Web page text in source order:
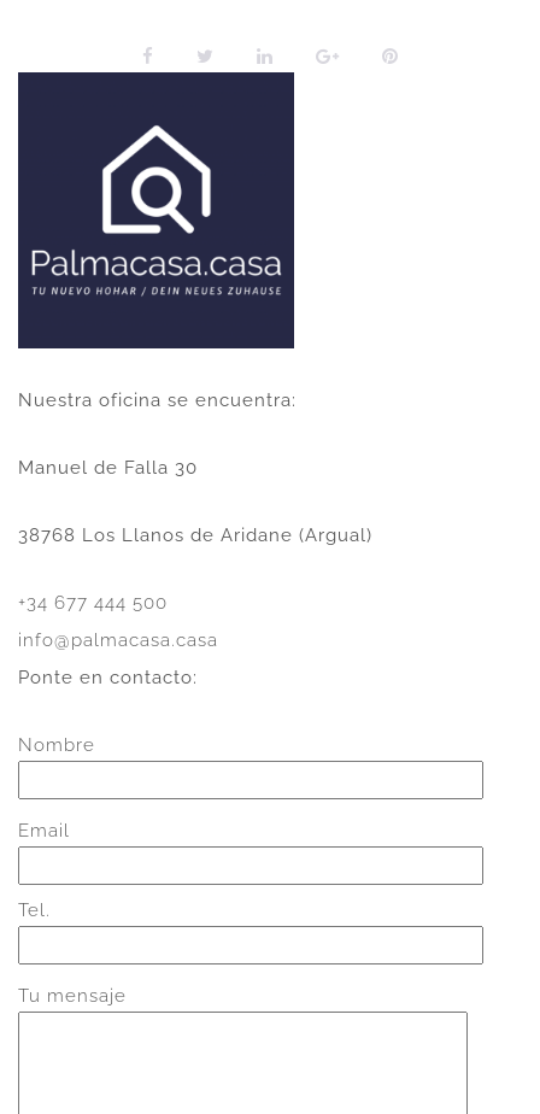
Nuestra oficina se encuentra:
Manuel de Falla 30
38768 Los Llanos de Aridane (Argual)
+34 677 444 500
info@palmacasa.casa
Ponte en contacto:
Nombre
Email
Tel.
Tu mensaje